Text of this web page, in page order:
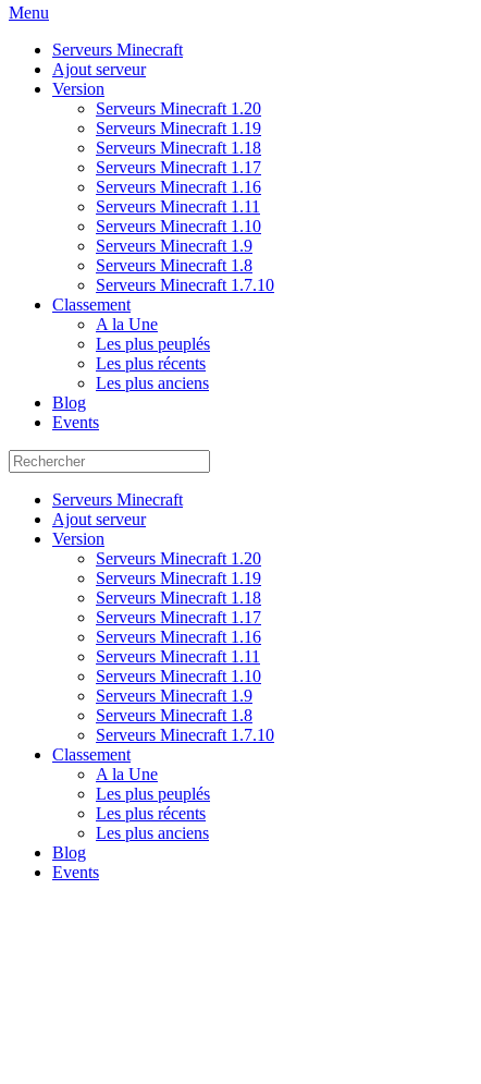
Menu
Serveurs Minecraft
Ajout serveur
Version
Serveurs Minecraft 1.20
Serveurs Minecraft 1.19
Serveurs Minecraft 1.18
Serveurs Minecraft 1.17
Serveurs Minecraft 1.16
Serveurs Minecraft 1.11
Serveurs Minecraft 1.10
Serveurs Minecraft 1.9
Serveurs Minecraft 1.8
Serveurs Minecraft 1.7.10
Classement
A la Une
Les plus peuplés
Les plus récents
Les plus anciens
Blog
Events
Serveurs Minecraft
Ajout serveur
Version
Serveurs Minecraft 1.20
Serveurs Minecraft 1.19
Serveurs Minecraft 1.18
Serveurs Minecraft 1.17
Serveurs Minecraft 1.16
Serveurs Minecraft 1.11
Serveurs Minecraft 1.10
Serveurs Minecraft 1.9
Serveurs Minecraft 1.8
Serveurs Minecraft 1.7.10
Classement
A la Une
Les plus peuplés
Les plus récents
Les plus anciens
Blog
Events